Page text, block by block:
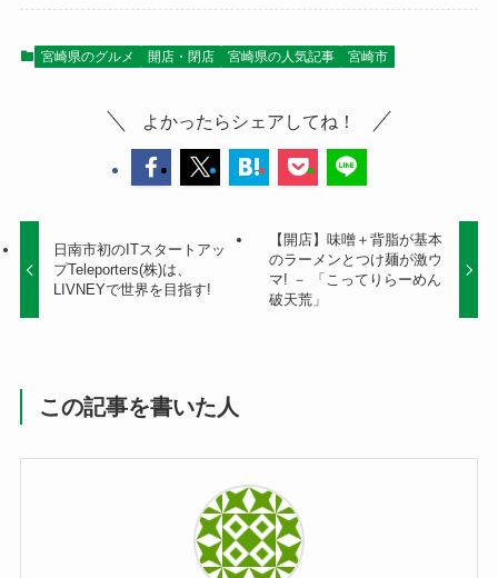
宮崎県のグルメ 開店・閉店 宮崎県の人気記事 宮崎市
よかったらシェアしてね！
日南市初のITスタートアッ
プTeleporters(株)は、
LIVNEYで世界を目指す!
【開店】味噌＋背脂が基本
のラーメンとつけ麺が激ウ
マ! － 「こってりらーめん
破天荒」
この記事を書いた人